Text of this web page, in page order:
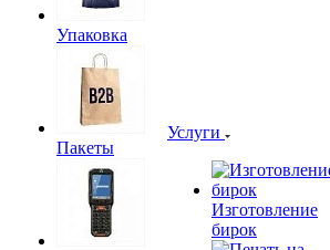
Упаковка
Пакеты
Услуги
Изготовление
бирок